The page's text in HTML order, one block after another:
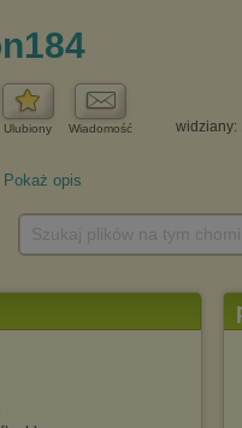
Ulubiony Wiadomość widziany:
Pokaż opis